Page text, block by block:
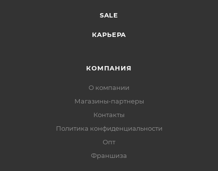
SALE
КАРЬЕРА
КОМПАНИЯ
О компании
Магазины-партнеры
Контакты
Политика конфиденциальности
Опт
Франшиза